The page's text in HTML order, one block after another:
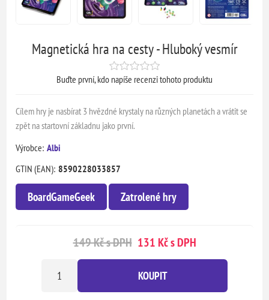
Magnetická hra na cesty - Hluboký vesmír
Buďte první, kdo napíše recenzi tohoto produktu
Cílem hry je nasbírat 3 hvězdné krystaly na různých planetách a vrátit se
zpět na startovní základnu jako první.
Výrobce: Albi
GTIN (EAN): 8590228033857
BoardGameGeek Zatrolené hry
149 Kč s DPH 131 Kč s DPH
KOUPIT